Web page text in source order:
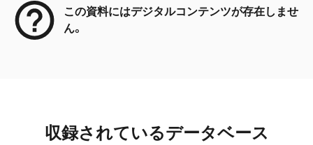
この資料にはデジタルコンテンツが存在しませ
ん。
収録されているデータベース